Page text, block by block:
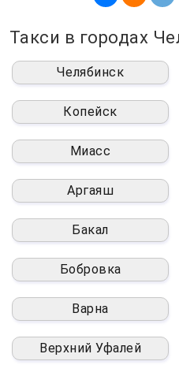
Такси в городах
Челябинск
Копейск
Миасс
Аргаяш
Бакал
Бобровка
Варна
Верхний Уфалей